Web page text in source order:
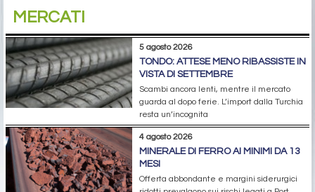
MERCATI
5 agosto 2026
TONDO: ATTESE MENO RIBASSISTE IN
VISTA DI SETTEMBRE
Scambi ancora lenti, mentre il mercato
guarda al dopo ferie. L’import dalla Turchia
resta un’incognita
4 agosto 2026
MINERALE DI FERRO AI MINIMI DA 13
MESI
Offerta abbondante e margini siderurgici